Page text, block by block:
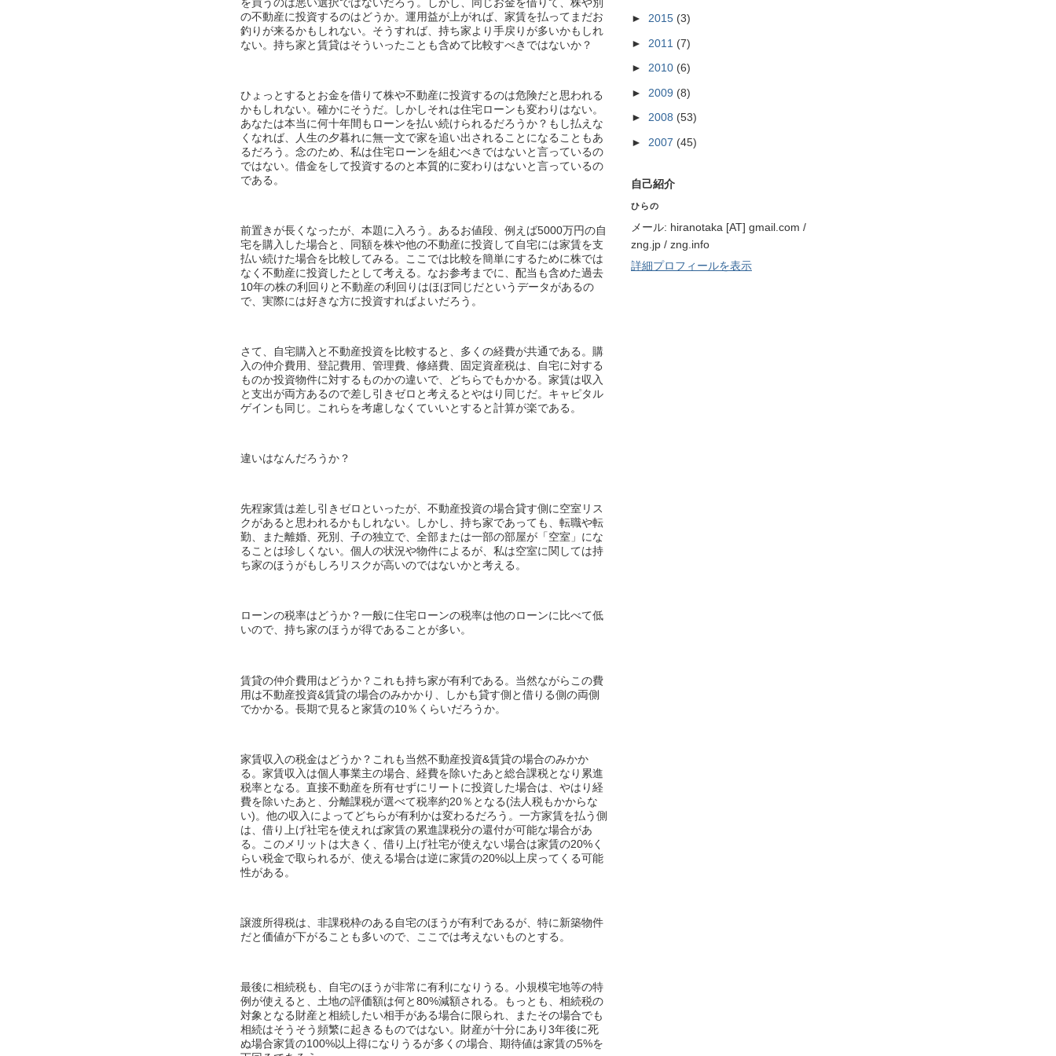
の不動産に投資するのはどうか。運用益が上がれば、家賃を払ってまだお
釣りが来るかもしれない。そうすれば、持ち家より手戻りが多いかもしれ
ない。持ち家と賃貸はそういったことも含めて比較すべきではないか？
ひょっとするとお金を借りて株や不動産に投資するのは危険だと思われる
かもしれない。確かにそうだ。しかしそれは住宅ローンも変わりはない。
あなたは本当に何十年間もローンを払い続けられるだろうか？もし払えな
くなれば、人生の夕暮れに無一文で家を追い出されることになることもあ
るだろう。念のため、私は住宅ローンを組むべきではないと言っているの
ではない。借金をして投資するのと本質的に変わりはないと言っているの
である。
前置きが長くなったが、本題に入ろう。あるお値段、例えば5000万円の自
宅を購入した場合と、同額を株や他の不動産に投資して自宅には家賃を支
払い続けた場合を比較してみる。ここでは比較を簡単にするために株では
なく不動産に投資したとして考える。なお参考までに、配当も含めた過去
10年の株の利回りと不動産の利回りはほぼ同じだというデータがあるの
で、実際には好きな方に投資すればよいだろう。
さて、自宅購入と不動産投資を比較すると、多くの経費が共通である。購
入の仲介費用、登記費用、管理費、修繕費、固定資産税は、自宅に対する
ものか投資物件に対するものかの違いで、どちらでもかかる。家賃は収入
と支出が両方あるので差し引きゼロと考えるとやはり同じだ。キャピタル
ゲインも同じ。これらを考慮しなくていいとすると計算が楽である。
違いはなんだろうか？
先程家賃は差し引きゼロといったが、不動産投資の場合貸す側に空室リス
クがあると思われるかもしれない。しかし、持ち家であっても、転職や転
勤、また離婚、死別、子の独立で、全部または一部の部屋が「空室」にな
ることは珍しくない。個人の状況や物件によるが、私は空室に関しては持
ち家のほうがもしろリスクが高いのではないかと考える。
ローンの税率はどうか？一般に住宅ローンの税率は他のローンに比べて低
いので、持ち家のほうが得であることが多い。
賃貸の仲介費用はどうか？これも持ち家が有利である。当然ながらこの費
用は不動産投資&賃貸の場合のみかかり、しかも貸す側と借りる側の両側
でかかる。長期で見ると家賃の10％くらいだろうか。
家賃収入の税金はどうか？これも当然不動産投資&賃貸の場合のみかか
る。家賃収入は個人事業主の場合、経費を除いたあと総合課税となり累進
税率となる。直接不動産を所有せずにリートに投資した場合は、やはり経
費を除いたあと、分離課税が選べて税率約20％となる(法人税もかからな
い)。他の収入によってどちらが有利かは変わるだろう。一方家賃を払う側
は、借り上げ社宅を使えれば家賃の累進課税分の還付が可能な場合があ
る。このメリットは大きく、借り上げ社宅が使えない場合は家賃の20%く
らい税金で取られるが、使える場合は逆に家賃の20%以上戻ってくる可能
性がある。
譲渡所得税は、非課税枠のある自宅のほうが有利であるが、特に新築物件
だと価値が下がることも多いので、ここでは考えないものとする。
最後に相続税も、自宅のほうが非常に有利になりうる。小規模宅地等の特
例が使えると、土地の評価額は何と80%減額される。もっとも、相続税の
対象となる財産と相続したい相手がある場合に限られ、またその場合でも
相続はそうそう頻繁に起きるものではない。財産が十分にあり3年後に死
ぬ場合家賃の100%以上得になりうるが多くの場合、期待値は家賃の5%を
► 2015 (3)
► 2011 (7)
► 2010 (6)
► 2009 (8)
► 2008 (53)
► 2007 (45)
自己紹介
ひらの
メール: hiranotaka [AT] gmail.com /
zng.jp / zng.info
詳細プロフィールを表示